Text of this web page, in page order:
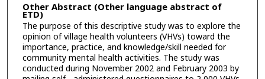
Other Abstract (Other language abstract of
ETD)
The purpose of this descriptive study was to explore the
opinion of village health volunteers (VHVs) toward the
importance, practice, and knowledge/skill needed for
community mental health activities. The study was
conducted during November 2002 and February 2003 by